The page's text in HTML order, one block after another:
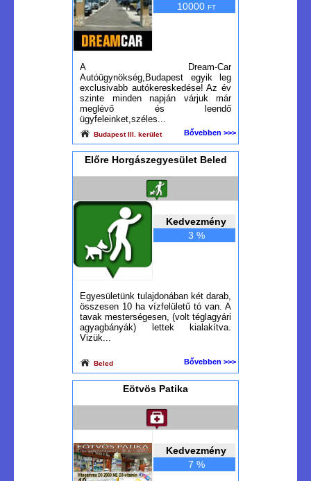
10000 FT
A Dream-Car
Autóügynökség,Budapest egyik leg
exclusivabb autókereskedése! Az év
szinte minden napján várjuk már
meglévő és leendő
ügyfeleinket,széles...
Budapest III. kerület Bővebben >>>
Előre Horgászegyesület Beled
Kedvezmény
3 %
Egyesületünk tulajdonában két darab,
összesen 10 ha vízfelületű tó van. A
tavak mesterségesen, (volt téglagyári
agyagbányák) lettek kialakítva.
Vizük...
Beled Bővebben >>>
Eötvös Patika
Kedvezmény
7 %